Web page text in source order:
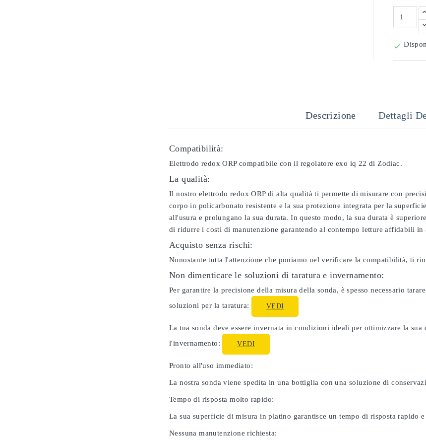

Descrizione Dettagli
Compatibilità:
Elettrodo redox ORP compatibile con il regolatore exo iq 22 di Zodiac.
La qualità:
Il nostro elettrodo redox ORP di alta qualità ti permette di misurare con
corpo in policarbonato resistente e la sua protezione integrata per la
all'usura e prolungano la sua durata. In questo modo, la sua durata è
di ridurre i costi di manutenzione garantendo al contempo letture affidabili in
Acquisto senza rischi:
Nonostante tutta l'attenzione che poniamo nel verificare la compatibilità, ti
Non dimenticare le soluzioni di taratura e invernamento:
Per garantire la precisione della misura della sonda, è spesso necessario
soluzioni per la taratura:
VEDI
La tua sonda deve essere invernata in condizioni ideali per ottimizzare la
l'invernamento:
VEDI
Pronto all'uso immediato:
La nostra sonda viene spedita in una bottiglia con una soluzione di
Tempo di risposta molto rapido:
La sua superficie di misura in platino garantisce un tempo di risposta rapido
Nessuna manutenzione richiesta: